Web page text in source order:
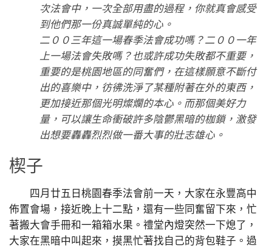
次法會中，一次全部用盡的過程，你就真會感受
到他們那一份真誠單純的心。
二００三年這一場春季法會成功嗎？二００一年
上一場法會失敗嗎？也或許成功失敗都不重要，
重要的是桃園地區的同奮們，在這樣願意不斷付
出的喜樂中，彷彿洗淨了某種附著在外的東西，
更加接近那個光明燦爛的本心。而那個美好力
量，可以讓生命衝破許多陰鬱黑暗的枷鎖，激發
出想要轟轟烈烈做一番大事的壯志雄心。
楔子
四月廿五日桃園春季法會前一天，大家在永豐高中
佈置會場，接近晚上十二點，還有一些同奮留下來，忙
著搬大會手冊和一箱箱水果。禮堂內燈突然一下熄了，
大家在黑暗中叫起來，摸黑忙著找自己的背包鞋子。過